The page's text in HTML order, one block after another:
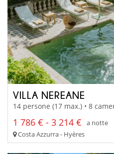
VILLA NEREANE
14 persone (17 max.) • 8
1 786 € - 3 214 €
a notte
Costa Azzurra - Hyères